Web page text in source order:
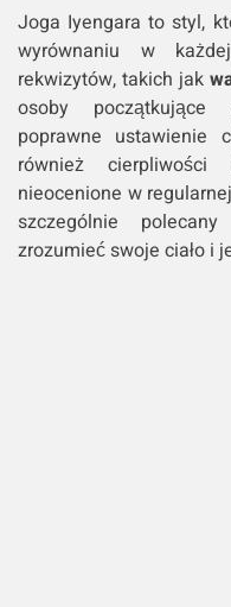
Joga Iyengara to styl,
wyrównaniu w
rekwizytów, takich jak
osoby początkujące
poprawne ustawienie
również
nieocenione w
szczególnie
zrozumieć swoje ciało i